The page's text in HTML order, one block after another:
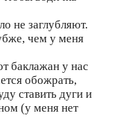
не заглубляют.
чем у меня
баклажан у нас
обожрать,
ставить дуги и
(у меня нет